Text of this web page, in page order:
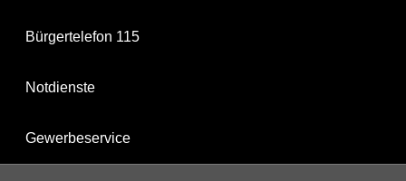
Bürgertelefon 115
Notdienste
Gewerbeservice